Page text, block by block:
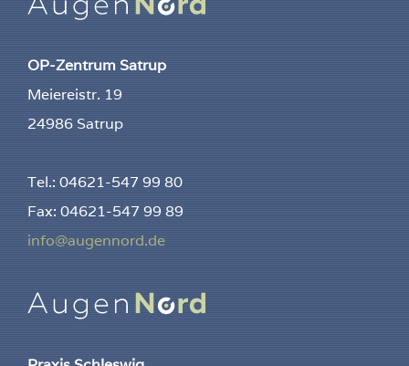
OP-Zentrum Satrup
Meiereistr. 19
24986 Satrup
Tel.: 04621-547 99 80
Fax: 04621-547 99 89
info@augennord.de